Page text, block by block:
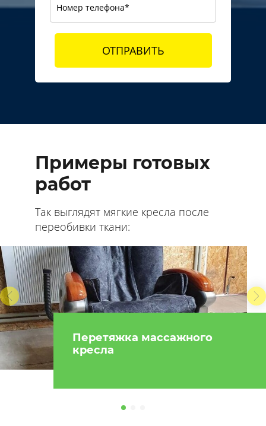
ОТПРАВИТЬ
Примеры готовых
работ
Так выглядят мягкие кресла после
переобивки ткани:
Перетяжка массажного
кресла